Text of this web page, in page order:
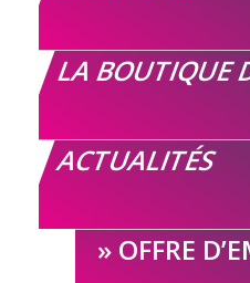
LA BOUTIQUE
ACTUALITÉS
OFFRE